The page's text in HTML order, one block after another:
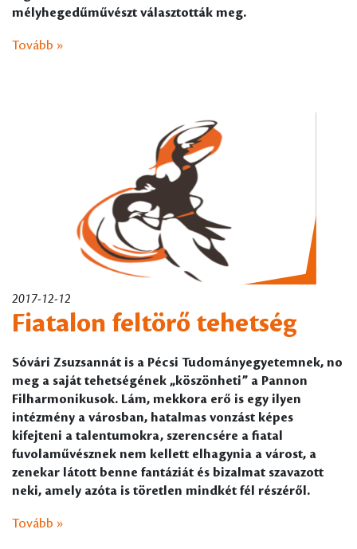
mélyhegedűművészt választották meg.
Tovább »
2017-12-12
Fiatalon feltörő tehetség
Sóvári Zsuzsannát is a Pécsi Tudományegyetemnek, no
meg a saját tehetségének „köszönheti” a Pannon
Filharmonikusok. Lám, mekkora erő is egy ilyen
intézmény a városban, hatalmas vonzást képes
kifejteni a talentumokra, szerencsére a fiatal
fuvolaművésznek nem kellett elhagynia a várost, a
zenekar látott benne fantáziát és bizalmat szavazott
neki, amely azóta is töretlen mindkét fél részéről.
Tovább »